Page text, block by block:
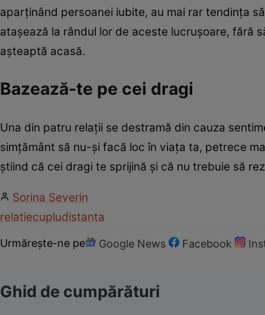
aparţinând persoanei iubite, au mai rar tendinţa
ataşează la rândul lor de aceste lucruşoare, fără
aşteaptă acasă.
Bazează-te pe cei dragi
Una din patru relaţii se destramă din cauza
simţământ să nu-şi facă loc în viaţa ta, petrece
ştiind că cei dragi te sprijină şi că nu trebuie să
Sorina Severin
relatiecupludistanta
Urmărește-ne pe Google News Facebook
Ghid de cumpărături